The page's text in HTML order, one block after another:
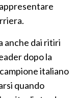
anche dai ritiri
dopo la
italiano
quando